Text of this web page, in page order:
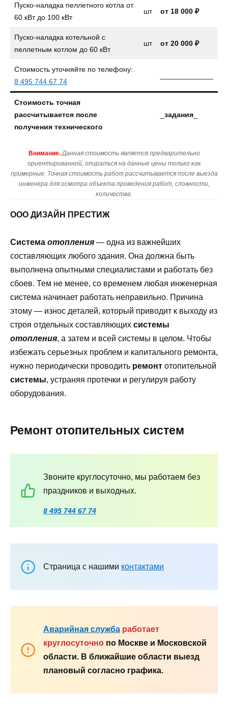
Пуско-наладка пеллетного котла от
60 кВт до 100 кВт
шт от 18 000 ₽
Пуско-наладка котельной с
пеллетным котлом до 60 кВт
шт от 20 000 ₽
Стоимость уточняйте по телефону:
8 495 744 67 74
Стоимость точная
рассчитывается после
получения технического
_задания
Внимание. Данная стоимость является предварительно
ориентированной, опираться на данные цены только как
примерные. Точная стоимость работ рассчитывается после выезда
инженера для осмотра объекта проведения работ, сложности,
количества.
ООО ДИЗАЙН ПРЕСТИЖ
Система отопления — одна из важнейших
составляющих любого здания. Она должна быть
выполнена опытными специалистами и работать без
сбоев. Тем не менее, со временем любая инженерная
система начинает работать неправильно. Причина
этому — износ деталей, который приводит к выходу из
строя отдельных составляющих системы
отопления, а затем и всей системы в целом. Чтобы
избежать серьезных проблем и капитального ремонта,
нужно периодически проводить ремонт отопительной
системы, устраняя протечки и регулируя работу
оборудования.
Ремонт отопительных систем
Звоните круглосуточно, мы работаем без
праздников и выходных.
8 495 744 67 74
Страница с нашими контактами
Аварийная служба работает
круглосуточно по Москве и Московской
области. В ближайшие области выезд
плановый согласно графика.